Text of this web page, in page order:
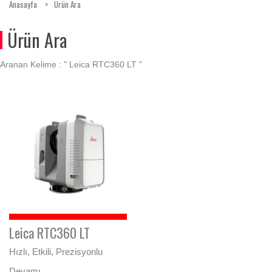
Anasayfa Ürün Ara
Ürün Ara
Aranan Kelime : " Leica RTC360 LT "
Leica RTC360 LT
Hızlı, Etkili, Prezisyonlu